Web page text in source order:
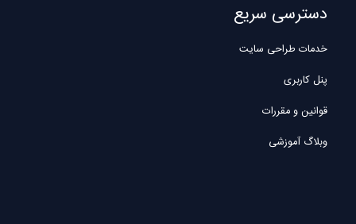
دسترسی سریع
خدمات طراحی سایت
پنل کاربری
قوانین و مقررات
وبلاگ آموزشی